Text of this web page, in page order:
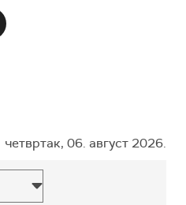
четвртак, 06. август 2026.